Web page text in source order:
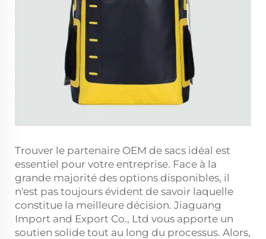
Trouver le partenaire OEM de sacs idéal est
essentiel pour votre entreprise. Face à la
grande majorité des options disponibles, il
n'est pas toujours évident de savoir laquelle
constitue la meilleure décision. Jiaguang
Import and Export Co., Ltd vous apporte un
soutien solide tout au long du processus. Alors,